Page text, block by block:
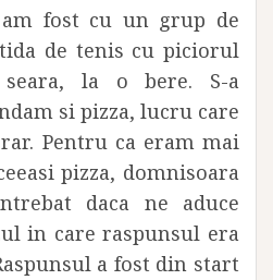
fost cu un grup de
de tenis cu piciorul
la o bere. S-a
si pizza, lucru care
Pentru ca eram mai
pizza, domnisoara
daca ne aduce
in care raspunsul era
a fost din start